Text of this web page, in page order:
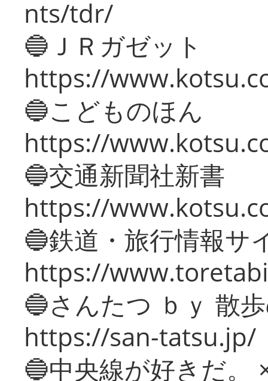
nts/tdr/
🔵ＪＲガゼット
https://
🔵こどものほん
https://
🔵交通新聞社新書
https://
🔵鉄道・旅行情報サ
https://
🔵さんたつ ｂｙ 散
https://san-tatsu.jp/
🔵中央線が好きだ。